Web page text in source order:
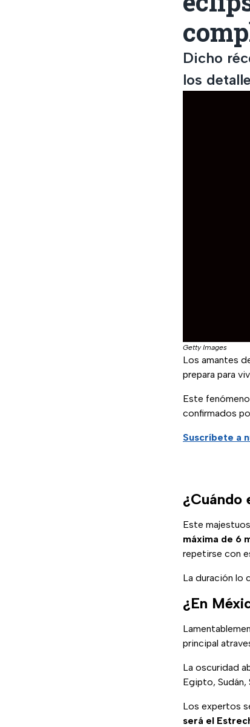
Dicho
los
Getty Images
Los amantes
prepara para
Este fenómeno
confirmados
Suscríbete a
¿Cuándo
Este
máxima de 6
repetirse con
La duración lo
¿En
principal
La oscuridad
Egipto, Sudán,
Los expertos
será el